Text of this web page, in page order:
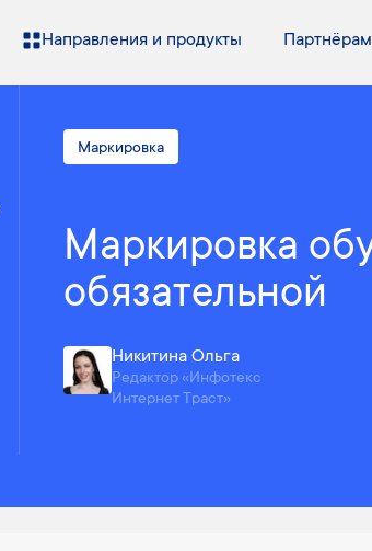
Направления и продукты Партнёрам
Маркировка
Маркировка
обязательной
Никитина Ольга
Редактор «Инфотекс
Интернет Траст»